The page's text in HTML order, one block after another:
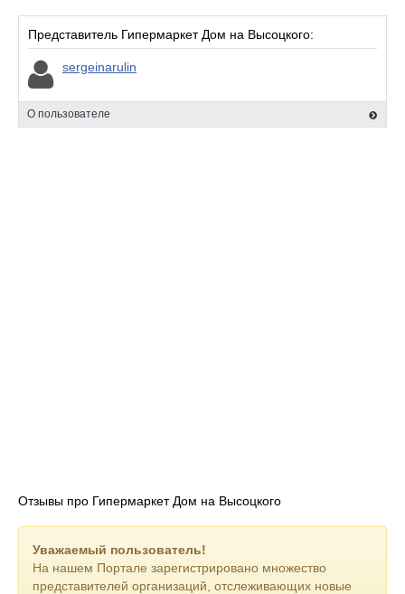
По вашим размерам мы распилим листовые материалы на
промышленном станке. Сделаем оверлок коврового
покрытия. Подберем нужный оттенок краски, проведем
колеровку на профессиональном оборудовании. Создадим
бесплатный дизайн-проект ванной комнаты. Проведем
замеры и установим двери.
Представитель Гипермаркет Дом на Высоцкого:
sergeinarulin
О пользователе
Отзывы про Гипермаркет Дом на Высоцкого
Уважаемый пользователь!
На нашем Портале зарегистрировано множество
представителей организаций, отслеживающих новые